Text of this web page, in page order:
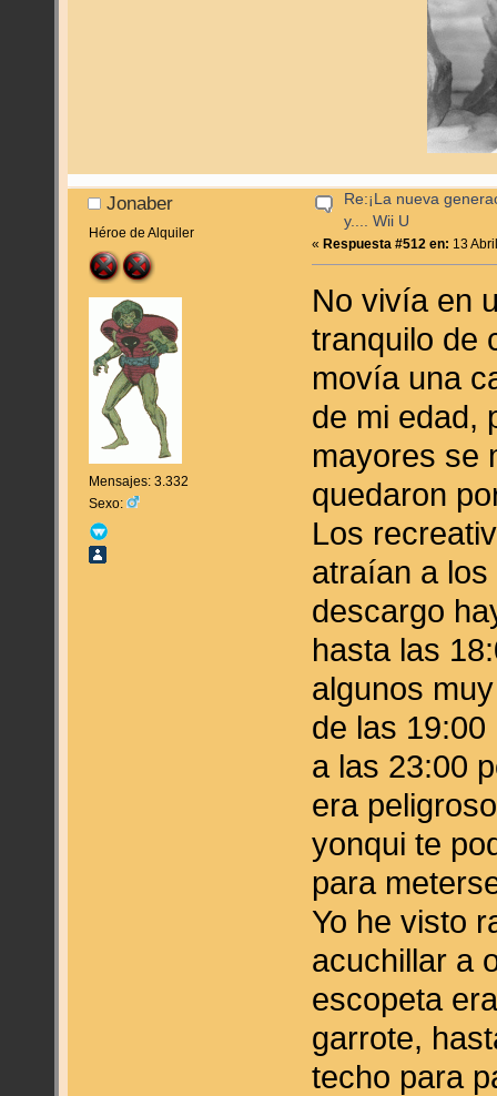
Jonaber
Héroe de Alquiler
Mensajes: 3.332
Sexo:
Re:¡La nueva
y.... Wii U
«Respuesta #512 en: 13
No vivía en
tranquilo de
movía una
de mi edad,
mayores se
quedaron
Los
atraían a
descargo
hasta las
algunos
de las
a las 23:00
era
yonqui te
para
Yo he visto
acuchillar a
escopeta
garrote,
techo para